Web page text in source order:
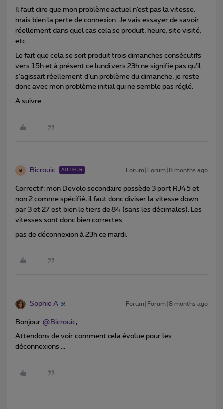
Il faut dire que mon problème actuel n’est pas la vitesse,
mais bien la perte de connexion. Je vais essayer de savoir
réellement dans quel cas cela se produit, heure, site visité,
etc…
Le fait que cela se soit produit trois dimanches consécutifs
vers 15h et à présent ce lundi vers 23h ne signifie pas qu’il
s’agissait réellement d’un problème du dimanche, je reste
donc avec mon problème initial qui ne semble pas réglé.
A suivre.
B Bicrouic AUTEUR Forum|Forum|8 months ago
Correctif: mon Devolo secondaire possède 3 port RJ45 et
non 2 comme spécifié, il faut donc diviser la vitesse down
par 3 et 27 est bien le tiers de 84 (sans les décimales). Les
vitesses sont donc bien correctes.
pas de déconnexion à 23h ce mardi.
Sophie A Forum|Forum|8 months ago
Bonjour ​ @Bicrouic,
Attendons de voir comment cela évolue pour les
déconnexions ...